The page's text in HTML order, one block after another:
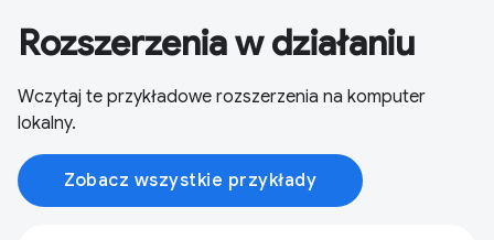
Rozszerzenia w działaniu
Wczytaj te przykładowe rozszerzenia na komputer
lokalny.
Zobacz wszystkie przykłady